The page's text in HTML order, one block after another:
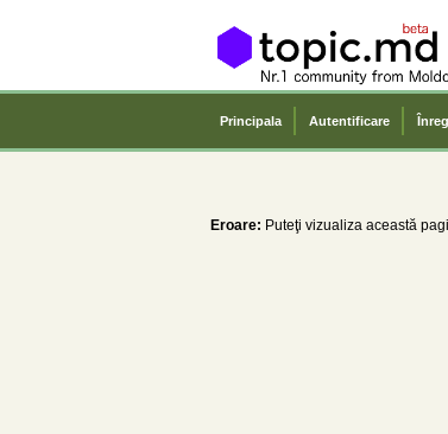
Principala Autentificare
Eroare: Puteţi vizualiza această